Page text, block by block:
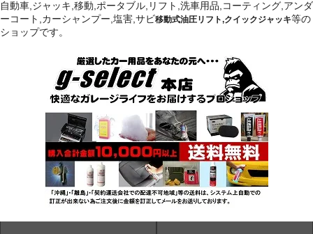
自動車,ジャッキ,移動,ポータブル,リフト,洗車用品,コーティング,アンダ
ーコート,カーシャンプー,塩害,サビ移動式油圧リフト,クイックジャッキ等の
ショップです。